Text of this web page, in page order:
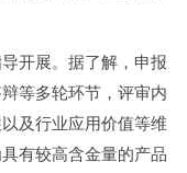
开展。据了解，申报
等多轮环节，评审内
及行业应用价值等维
有较高含金量的产品